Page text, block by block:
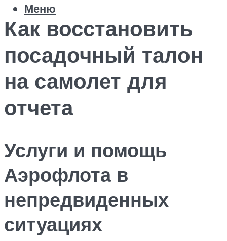
Меню
Как восстановить
посадочный талон
на самолет для
отчета
Услуги и помощь
Аэрофлота в
непредвиденных
ситуациях